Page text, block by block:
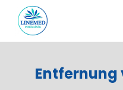
Entfernung